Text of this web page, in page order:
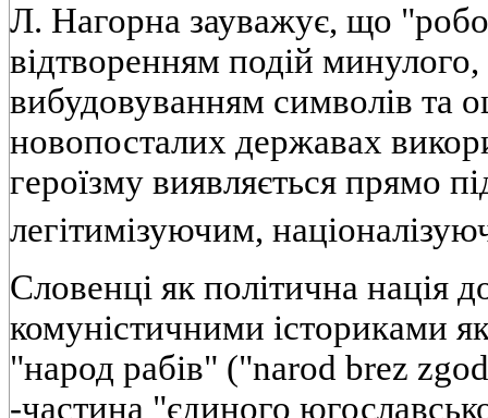
Л. Нагорна зауважує, що
відтворенням подій
вибудовуванням символів та
новопосталих державах
героїзму виявляється прямо
легітимізуючим,
Словенці як політична нація
комуністичними істориками
"народ рабів" ("narod brez
-частина "єдиного